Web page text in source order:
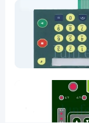
sentuh
autotex
F150